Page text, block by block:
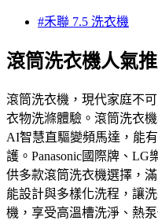
#禾聯 7.5 洗衣機
滾筒洗衣機人氣
滾筒洗衣機，現代家庭不
衣物洗滌體驗。滾筒洗衣
AI智慧直驅變頻馬達，能
護。Panasonic國際牌、
供多款滾筒洗衣機選擇，
能設計與多樣化洗程，讓
機，享受高溫槽洗淨、熱